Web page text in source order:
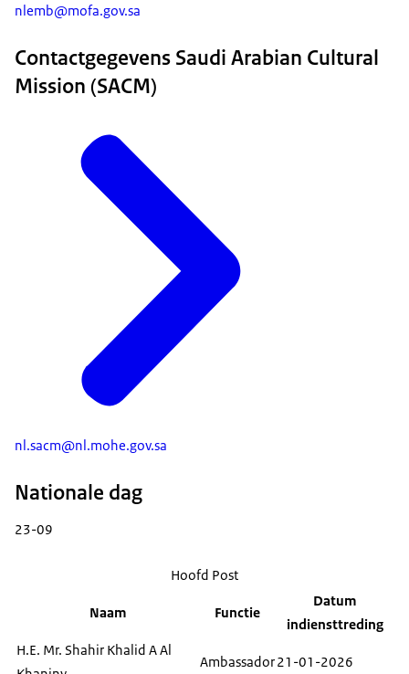
nlemb@mofa.gov.sa
Contactgegevens Saudi Arabian Cultural
Mission (SACM)
nl.sacm@nl.mohe.gov.sa
Nationale dag
23-09
Hoofd Post
Naam Functie
Datum
indiensttreding
H.E. Mr. Shahir Khalid A Al
Ambassador21-01-2026